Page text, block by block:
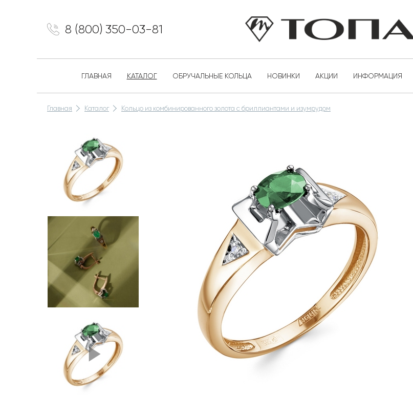
8 (800) 350-03-81
ГЛАВНАЯ КАТАЛОГ ОБРУЧАЛЬНЫЕ КОЛЬЦА НОВИНКИ АКЦИИ ИНФОРМАЦИЯ
Главная Каталог Кольцо из комбинированного золота с бриллиантами и изумрудом